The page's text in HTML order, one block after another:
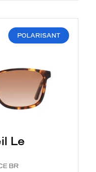
POLARISANT
Le
BR